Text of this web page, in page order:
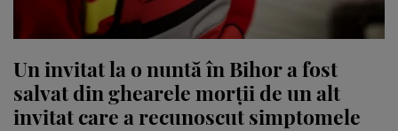
Un invitat la o nuntă în Bihor a fost
salvat din ghearele morții de un alt
invitat care a recunoscut simptomele